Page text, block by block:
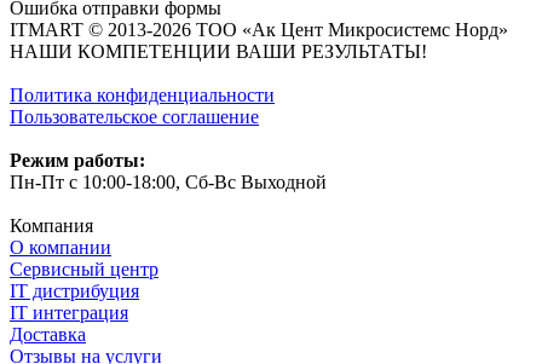
Ошибка отправки формы
ITMART © 2013-2026 ТОО «Ак Цент Микросистемс Норд»
НАШИ КОМПЕТЕНЦИИ ВАШИ РЕЗУЛЬТАТЫ!
Политика конфиденциальности
Пользовательское соглашение
Режим работы:
Пн-Пт с 10:00-18:00, Сб-Вс Выходной
Компания
О компании
Сервисный центр
IT дистрибуция
IT интеграция
Доставка
Отзывы на услуги